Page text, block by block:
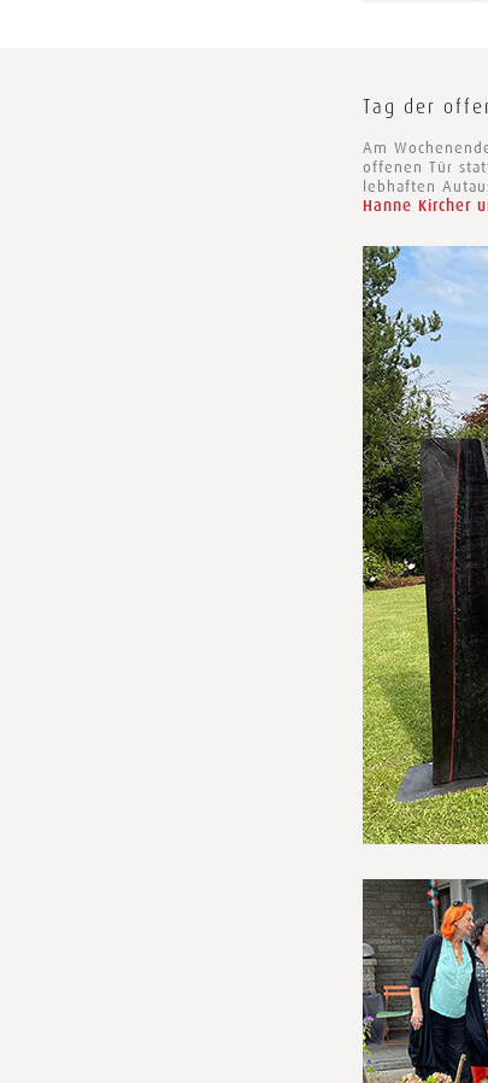
Tag der
Am
offenen Tür
lebhaften
Hanne Kircher